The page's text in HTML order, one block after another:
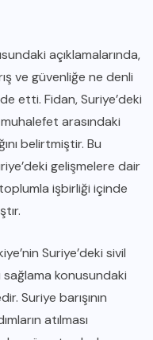
açıklamalarında,
ve güvenliğe ne denli
etti. Fidan, Suriye’deki
arasındaki
belirtmiştir. Bu
gelişmelere dair
işbirliği içinde
Suriye’deki sivil
konusundaki
Suriye barışının
atılması